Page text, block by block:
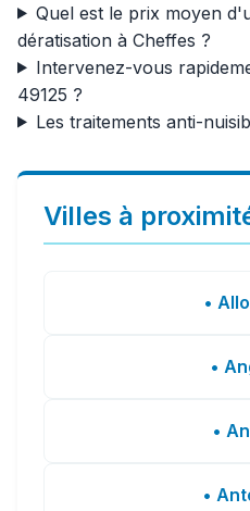
Quel est le prix moyen
dératisation à Cheffes ?
Intervenez-vous
49125 ?
Les traitements anti-
Villes à
•
•
•
•